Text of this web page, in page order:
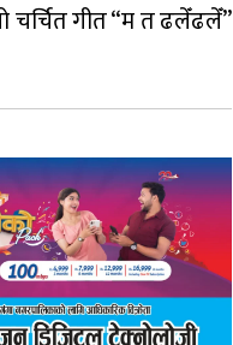
चर्चित गीत “म त ढलेँढलेँ”